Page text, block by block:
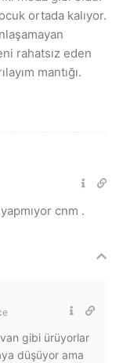
ortada kalıyor.
rahatsız eden
mantığı.
cnm .
gibi ürüyorlar
düşüyor ama